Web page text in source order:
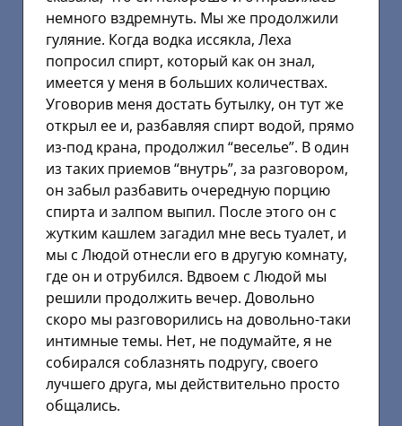
немного вздремнуть. Мы же продолжили
гуляние. Когда водка иссякла, Леха
попросил спирт, который как он знал,
имеется у меня в больших количествах.
Уговорив меня достать бутылку, он тут же
открыл ее и, разбавляя спирт водой, прямо
из-под крана, продолжил “веселье”. В один
из таких приемов “внутрь”, за разговором,
он забыл разбавить очередную порцию
спирта и залпом выпил. После этого он с
жутким кашлем загадил мне весь туалет, и
мы с Людой отнесли его в другую комнату,
где он и отрубился. Вдвоем с Людой мы
решили продолжить вечер. Довольно
скоро мы разговорились на довольно-таки
интимные темы. Нет, не подумайте, я не
собирался соблазнять подругу, своего
лучшего друга, мы действительно просто
общались.